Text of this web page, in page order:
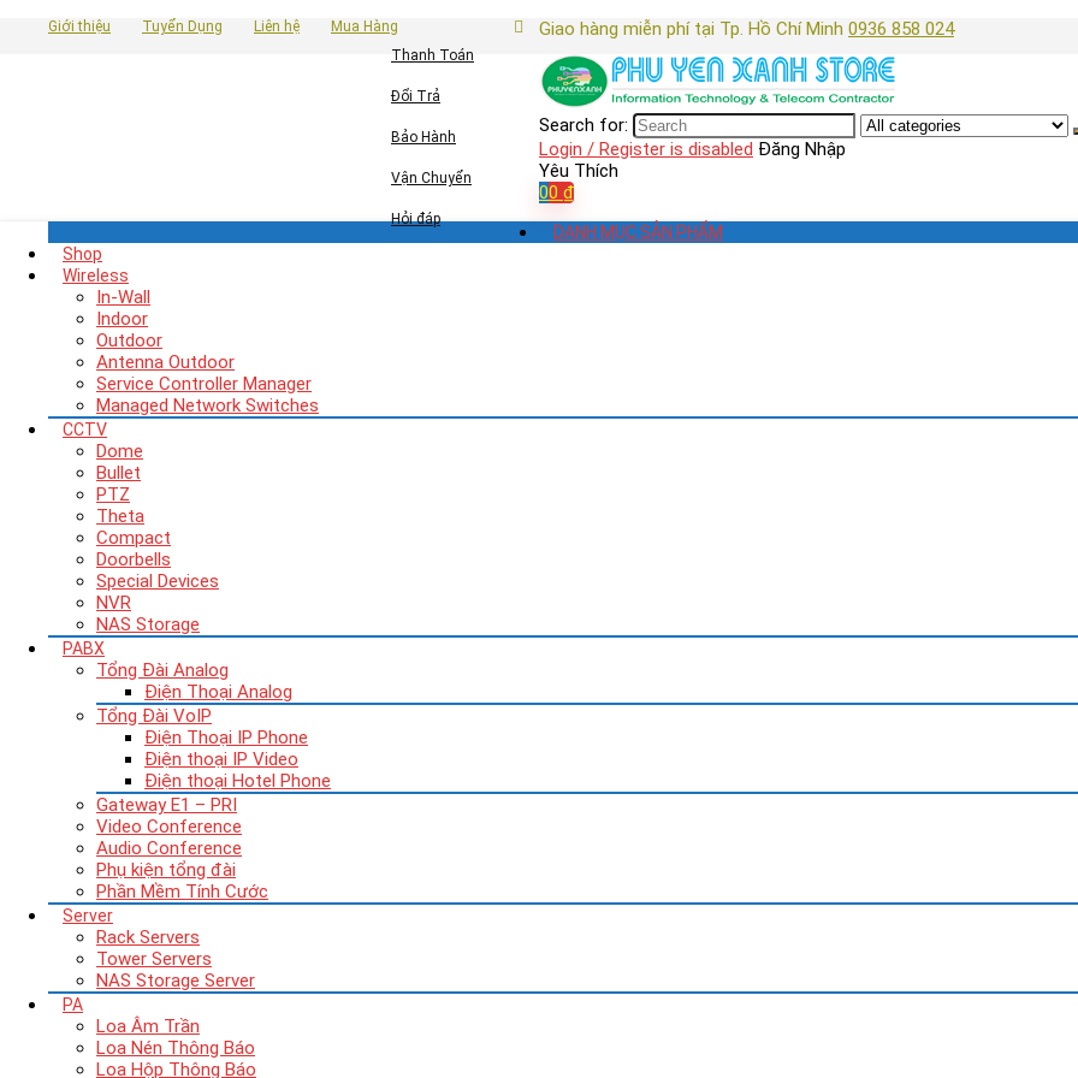
Giới thiệu Tuyển Dụng Liên hệ
Mua Hàng
Thanh Toán
Đổi Trả
Bảo Hành
Vận Chuyển
Hỏi đáp
Giao hàng miễn phí tại Tp. Hồ Chí Minh 0936 858 024
Search for:
Login / Register is disabled Đăng Nhập
Yêu Thích
00 ₫
DANH MỤC SẢN PHẨM
Shop
Wireless
In-Wall
Indoor
Outdoor
Antenna Outdoor
Service Controller Manager
Managed Network Switches
CCTV
Dome
Bullet
PTZ
Theta
Compact
Doorbells
Special Devices
NVR
NAS Storage
PABX
Tổng Đài Analog
Điện Thoại Analog
Tổng Đài VoIP
Điện Thoại IP Phone
Điện thoại IP Video
Điện thoại Hotel Phone
Gateway E1 – PRI
Video Conference
Audio Conference
Phụ kiện tổng đài
Phần Mềm Tính Cước
Server
Rack Servers
Tower Servers
NAS Storage Server
PA
Loa Âm Trần
Loa Nén Thông Báo
Loa Hộp Thông Báo